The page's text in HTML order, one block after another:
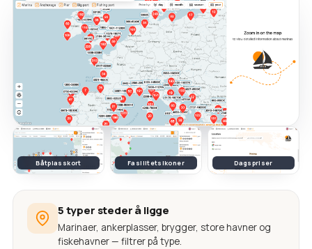
Båtplasskort Fasilitetsikoner Dagspriser
5 typer steder å ligge
Marinaer, ankerplasser, brygger, store havner og
fiskehavner — filtrer på type.